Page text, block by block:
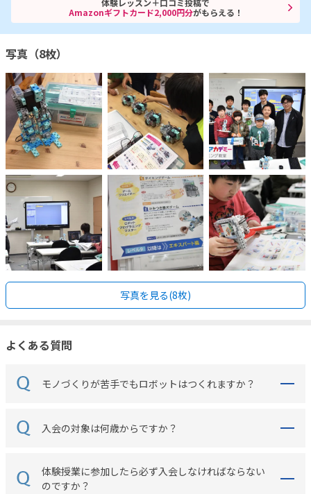
体験レッスン＋口コミ投稿で
Amazonギフトカード2,000円分がもらえる！
写真（8枚）
写真を見る(8枚)
よくある質問
モノづくりが苦手でもロボットはつくれますか？
入会の対象は何歳からですか？
体験授業に参加したら必ず入会しなければならない
のですか？